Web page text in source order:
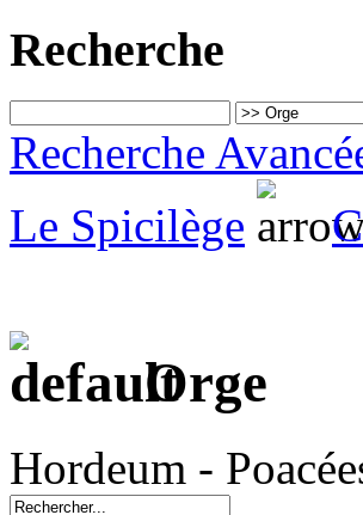
Recherche
Recherche
Le Spicilège
Orge
Hordeum -